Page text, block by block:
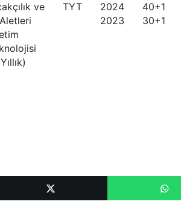
ve
TYT
2024
2023
40+1
30+1